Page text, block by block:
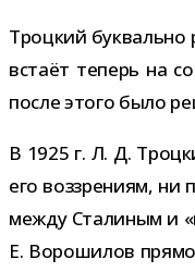
Троцкий бук­вально
встаёт теперь на
после этого было
В 1925 г. Л. Д.
его воз­зре­ниям, ни
между Сталиным и
Е. Ворошилов